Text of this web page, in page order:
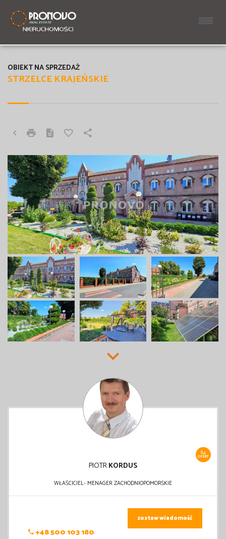
STRZELCE KRAJEŃSKIE
OBIEKT NA SPRZEDAŻ
84
OFERT
PIOTRKORDUS
WŁAŚCICIEL- MENAGER ZACHODNIOPOMORSKIE
+48 500 103 180
zostaw wiadomość